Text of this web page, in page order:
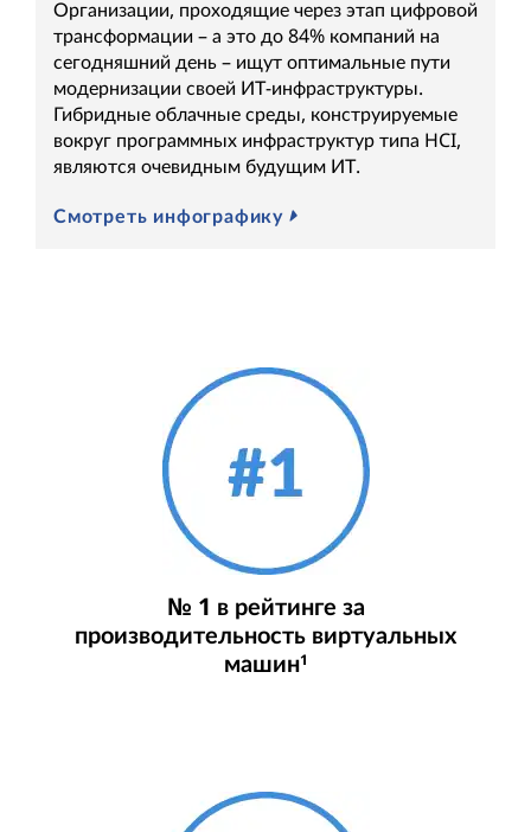
Организации, проходящие через этап цифровой
трансформации – а это до 84% компаний на
сегодняшний день – ищут оптимальные пути
модернизации своей ИТ-инфраструктуры.
Гибридные облачные среды, конструируемые
вокруг программных инфраструктур типа HCI,
являются очевидным будущим ИТ.
Смотреть инфографику
№ 1 в рейтинге за
производительность виртуальных
машин1